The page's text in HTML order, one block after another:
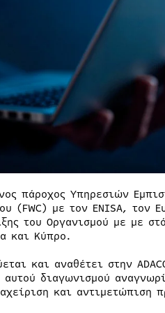
πάροχος Υπηρεσιών
(FWC) με τον ENISA, τον
του Οργανισμού με με
και Κύπρο.
και αναθέτει στην
διαγωνισμού
και αντιμετώπιση